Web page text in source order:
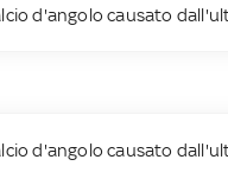
d'angolo causato
d'angolo causato